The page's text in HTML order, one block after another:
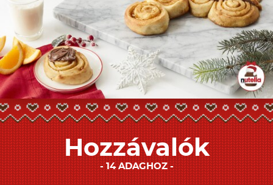
Hozzávalók
14 ADAGHOZ